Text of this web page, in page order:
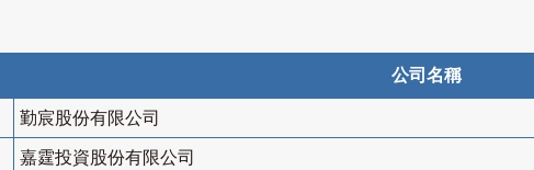
公司名稱
勤宸股份有限公司
嘉霆投資股份有限公司